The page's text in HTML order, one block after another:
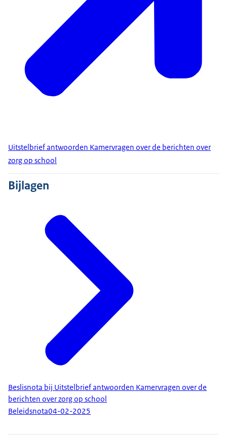
Uitstelbrief antwoorden Kamervragen over de berichten over
zorg op school
Bijlagen
Beslisnota bij Uitstelbrief antwoorden Kamervragen over de
berichten over zorg op school
Beleidsnota04-02-2025